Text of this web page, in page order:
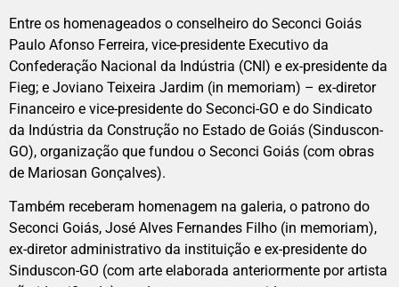
Entre os homenageados o conselheiro do Seconci Goiás
Paulo Afonso Ferreira, vice-presidente Executivo da
Confederação Nacional da Indústria (CNI) e ex-presidente da
Fieg; e Joviano Teixeira Jardim (in memoriam) – ex-diretor
Financeiro e vice-presidente do Seconci-GO e do Sindicato
da Indústria da Construção no Estado de Goiás (Sinduscon-
GO), organização que fundou o Seconci Goiás (com obras
de Mariosan Gonçalves).
Também receberam homenagem na galeria, o patrono do
Seconci Goiás, José Alves Fernandes Filho (in memoriam),
ex-diretor administrativo da instituição e ex-presidente do
Sinduscon-GO (com arte elaborada anteriormente por artista